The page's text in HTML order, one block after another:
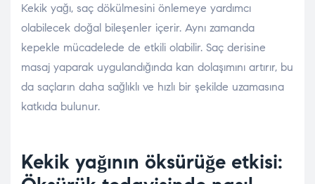
Kekik yağı, saç dökülmesini önlemeye yardımcı
olabilecek doğal bileşenler içerir. Aynı zamanda
kepekle mücadelede de etkili olabilir. Saç derisine
masaj yaparak uygulandığında kan dolaşımını artırır, bu
da saçların daha sağlıklı ve hızlı bir şekilde uzamasına
katkıda bulunur.
Kekik yağının öksürüğe etkisi: